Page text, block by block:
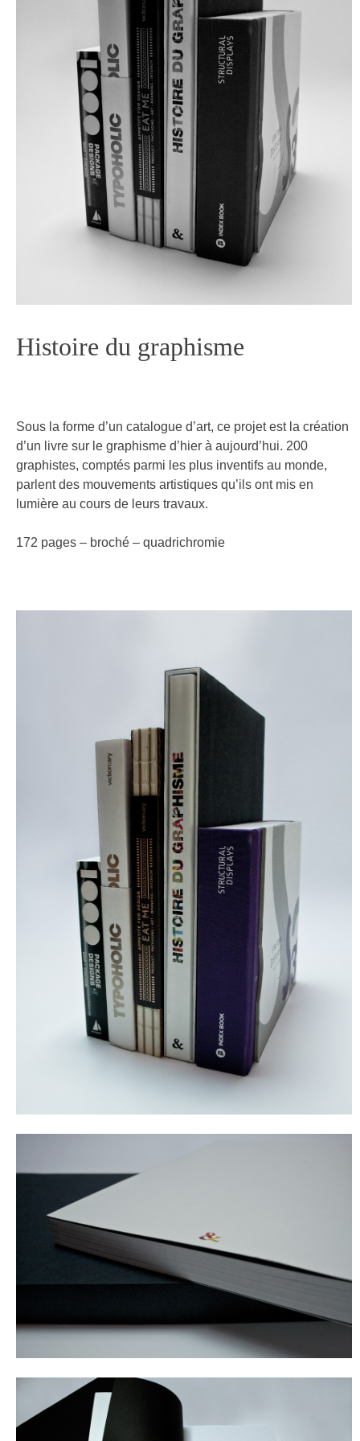
Histoire du graphisme
Sous la forme d’un catalogue d’art, ce projet est la création
d’un livre sur le graphisme d’hier à aujourd’hui. 200
graphistes, comptés parmi les plus inventifs au monde,
parlent des mouvements artistiques qu’ils ont mis en
lumière au cours de leurs travaux.
172 pages – broché – quadrichromie